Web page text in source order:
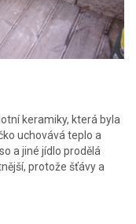
keramiky, která byla
uchovává teplo a
a jiné jídlo prodělá
protože šťávy a